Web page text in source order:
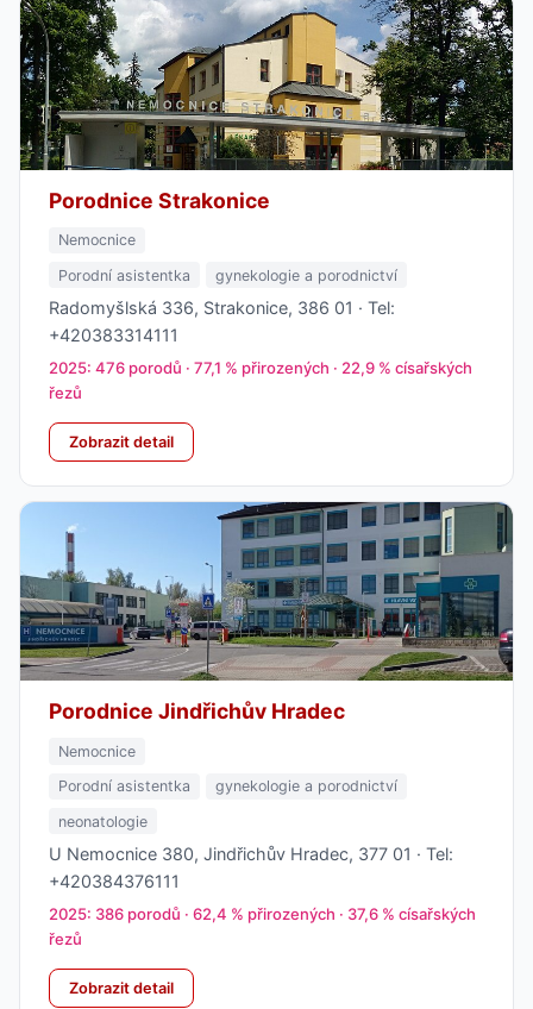
Porodnice Strakonice
Nemocnice
Porodní asistentka
gynekologie a porodnictví
Radomyšlská 336, Strakonice, 386 01 · Tel:
+420383314111
2025: 476 porodů · 77,1 % přirozených · 22,9 % císařských
řezů
Zobrazit detail
Porodnice Jindřichův Hradec
Nemocnice
Porodní asistentka
gynekologie a porodnictví
neonatologie
U Nemocnice 380, Jindřichův Hradec, 377 01 · Tel:
+420384376111
2025: 386 porodů · 62,4 % přirozených · 37,6 % císařských
řezů
Zobrazit detail